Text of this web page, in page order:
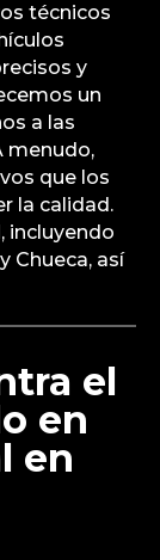
técnicos
y
un
a las
menudo,
que los
la calidad.
incluyendo
Chueca, así
el
en
en